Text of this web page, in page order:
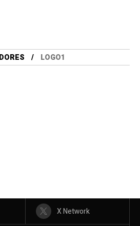
LOGO1
X Network